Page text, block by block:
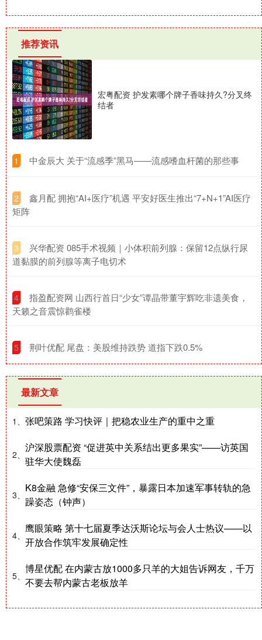
推荐资讯
宏粤配资 护发素哪个牌子香味持久?分叉终
结者
1 ​中金辰大 关于“流感季”黑马——流感嗜血杆菌的那些事
2
​鑫月配 拥抱“AI+医疗”机遇 平安好医生推出“7+N+1”AI医疗
矩阵
3
​兴华配资 085手术视频｜小体积前列腺：保留12点纵行尿
道黏膜的前列腺等离子电切术
4
​指盈配资网 山西行首日“少女”谭晶带董宇辉吃非遗美食，
天籁之音震惊鹳雀楼
5 ​荆叶优配 尾盘：美股维持跌势 道指下跌0.5%
最新文章
1、 张吧策路 学习快评｜把稳农业生产的重中之重
2、
沪深股票配资 “促进英中关系结出更多果实”——访英国
驻华大使魏磊
3、
K8金融 急修“安保三文件”，暴露日本加速军事转轨的急
躁姿态（钟声）
4、
鹰眼策略 第十七届夏季达沃斯论坛与会人士热议——以
开放合作筑牢发展确定性
5、
博星优配 在内蒙古放1000多只羊的大姐告诉网友，千万
不要去帮内蒙古老板放羊